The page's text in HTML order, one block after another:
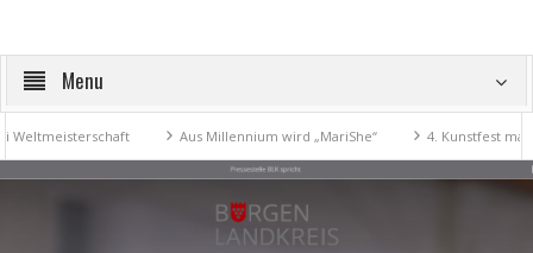
Menu
Aus Millennium wird „MariShe“ 4. Kunstfest macht